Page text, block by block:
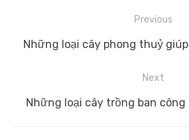
hướng
Previous
Previous
Những loại cây phong thuỷ
Next
Next
Những loại cây trồng ban